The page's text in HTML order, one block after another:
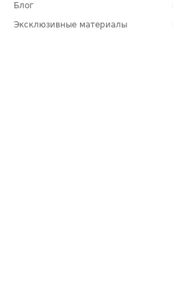
Блог
Эксклюзивные материалы